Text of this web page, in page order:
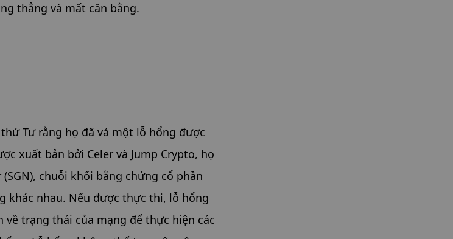
thẳng và mất cân bằng.
Tư rằng họ đã vá một lỗ hổng được
xuất bản bởi Celer và Jump Crypto, họ
chuỗi khối bằng chứng cổ phần
khác nhau. Nếu được thực thi, lỗ hổng
trạng thái của mạng để thực hiện các